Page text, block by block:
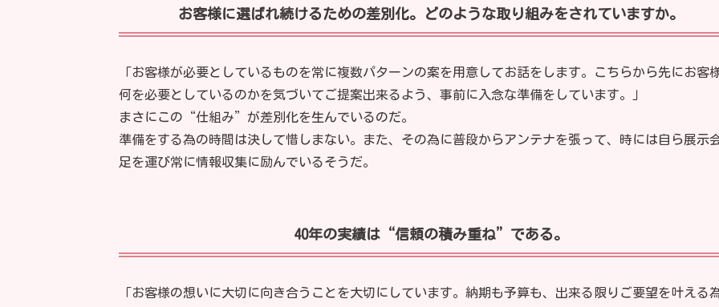
お客様に選ばれ続けるための差別化。どのような取り組みをされていますか。
「お客様が必要としているものを常に複数パターンの案を用意してお話をします。こちらから先にお客
何を必要としているのかを気づいてご提案出来るよう、事前に入念な準備をしています。」
まさにこの“仕組み”が差別化を生んでいるのだ。
準備をする為の時間は決して惜しまない。また、その為に普段からアンテナを張って、時には自ら展示
足を運び常に情報収集に励んでいるそうだ。
40年の実績は“信頼の積み重ね”である。
「お客様の想いに大切に向き合うことを大切にしています。納期も予算も、出来る限りご要望を叶える